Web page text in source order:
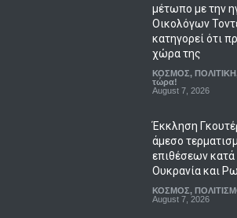
μέτωπο με την
Οικολόγων
κατηγορεί ότι
χώρα της
ΚΟΣΜΟΣ, ΠΟΛΙΤΙΚΗ
τώρα!
August 7, 2026
Έκκληση
άμεσο
επιθέσεων
Ουκρανία και
ΚΟΣΜΟΣ,
August 7, 2026